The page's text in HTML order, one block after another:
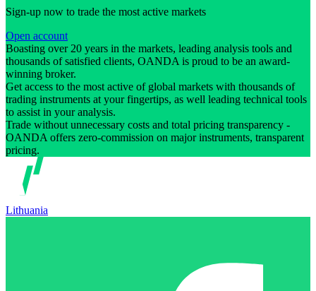
Sign-up now to trade the most active markets
Open account
Boasting over 20 years in the markets, leading analysis tools and
thousands of satisfied clients, OANDA is proud to be an award-
winning broker.
Get access to the most active of global markets with thousands of
trading instruments at your fingertips, as well leading technical tools
to assist in your analysis.
Trade without unnecessary costs and total pricing transparency -
OANDA offers zero-commission on major instruments, transparent
pricing.
Lithuania